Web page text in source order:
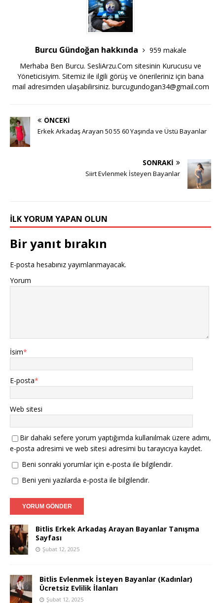
Burcu Gündoğan hakkında
959 makale
Merhaba Ben Burcu. SesliArzu.Com sitesinin Kurucusu ve
Yöneticisiyim. Sitemiz ile ilgili görüş ve önerileriniz için bana
mail adresimden ulaşabilirsiniz. burcugundogan34@gmail.com
ÖNCEKI
Erkek Arkadaş Arayan 50 55 60 Yaşında ve Üstü Bayanlar
SONRAKI
Siirt Evlenmek İsteyen Bayanlar
İLK YORUM YAPAN OLUN
Bir yanıt bırakın
E-posta hesabınız yayımlanmayacak.
Yorum
İsim*
E-posta*
Web sitesi
Bir dahaki sefere yorum yaptığımda kullanılmak üzere adımı,
e-posta adresimi ve web sitesi adresimi bu tarayıcıya kaydet.
Beni sonraki yorumlar için e-posta ile bilgilendir.
Beni yeni yazılarda e-posta ile bilgilendir.
Bitlis Erkek Arkadaş Arayan Bayanlar Tanışma
Sayfası
Şubat 12, 2025
Bitlis Evlenmek İsteyen Bayanlar (Kadınlar)
Ücretsiz Evlilik İlanları
Şubat 12, 2025